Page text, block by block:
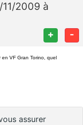
11/2009 à
+ -
VF Gran Torino, quel
assurer